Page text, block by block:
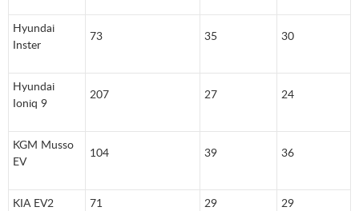
Hyundai
Inster
73 35 30
Hyundai
Ioniq 9
207 27 24
KGM Musso
EV
104 39 36
KIA EV2 71 29 29